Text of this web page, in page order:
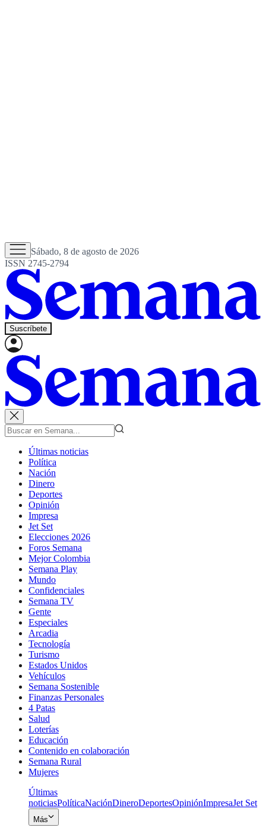
Sábado, 8 de agosto de 2026
ISSN 2745-2794
Suscríbete
Últimas noticias
Política
Nación
Dinero
Deportes
Opinión
Impresa
Jet Set
Elecciones 2026
Foros Semana
Mejor Colombia
Semana Play
Mundo
Confidenciales
Semana TV
Gente
Especiales
Arcadia
Tecnología
Turismo
Estados Unidos
Vehículos
Semana Sostenible
Finanzas Personales
4 Patas
Salud
Loterías
Educación
Contenido en colaboración
Semana Rural
Mujeres
Últimas
noticiasPolíticaNaciónDineroDeportesOpiniónImpresaJet Set
Más